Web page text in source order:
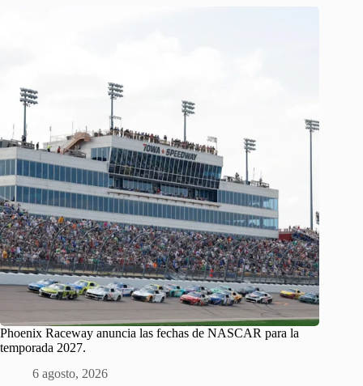
Phoenix Raceway anuncia las fechas de NASCAR para la
temporada 2027.
6 agosto, 2026